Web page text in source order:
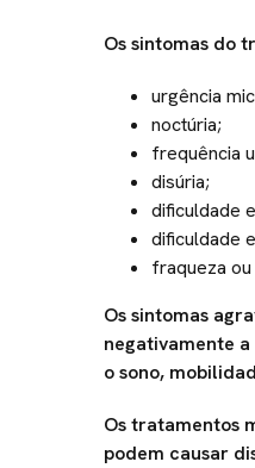
Os sintomas do
urgência
noctúria;
frequência
disúria;
dificuldade
dificuldade
fraqueza
Os sintomas
negativamente
o sono,
Os tratamentos
podem causar